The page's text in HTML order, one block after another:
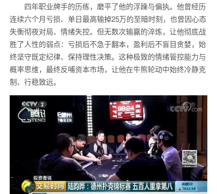
四年职业牌手的历练，磨平了他的浮躁与偏执。他曾经历
连续六个月亏损、单日最高输掉25万的至暗时刻，也曾因心态
失衡彻夜对局、情绪失控。但无数次输赢的淬炼，让他彻底战
胜了人性的弱点：亏损后不急于翻本，盈利后不盲目贪婪，始
终坚守既定纪律、保持理性决策。这种极致的情绪管控能力与
概率思维，最终反哺资本市场，让他在牛熊轮动中始终冷静克
制、行稳致远。